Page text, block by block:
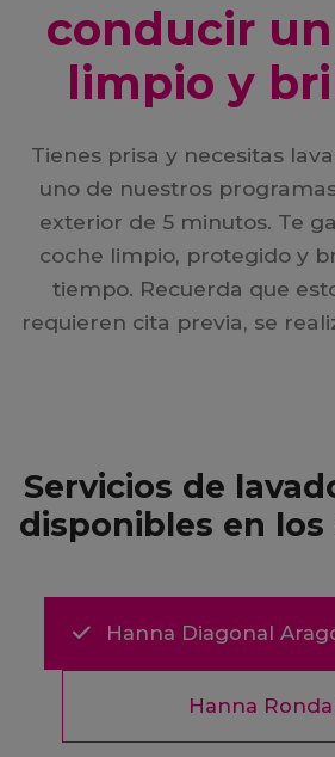
conducir
limpio y
Tienes prisa y necesitas
uno de nuestros
exterior de 5 minutos. Te
coche limpio, protegido y
tiempo. Recuerda que
requieren cita previa, se
Servicios de
disponibles en
Hanna Diagonal
Hanna